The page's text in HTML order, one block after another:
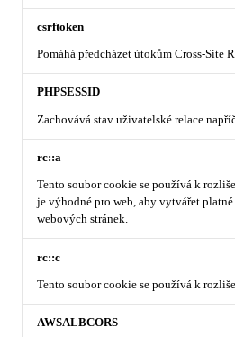
csrftoken
Pomáhá předcházet útokům Cross-Site
PHPSESSID
Zachovává stav uživatelské relace
rc::a
Tento soubor cookie se používá k
je výhodné pro web, aby vytvářet
webových stránek.
rc::c
Tento soubor cookie se používá k
AWSALBCORS